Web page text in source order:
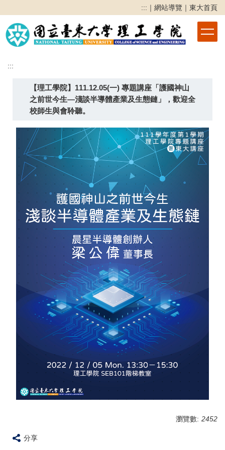
到
主
要
區
::: ｜ 網站導覽 ｜ 東大首頁
:::
【理工學院】111.12.05(一) 專題講座「護國神山
之前世今生—淺談半導體產業及生態鏈」，歡迎全
校師生與會聆聽。
瀏覽數: 2452
分享